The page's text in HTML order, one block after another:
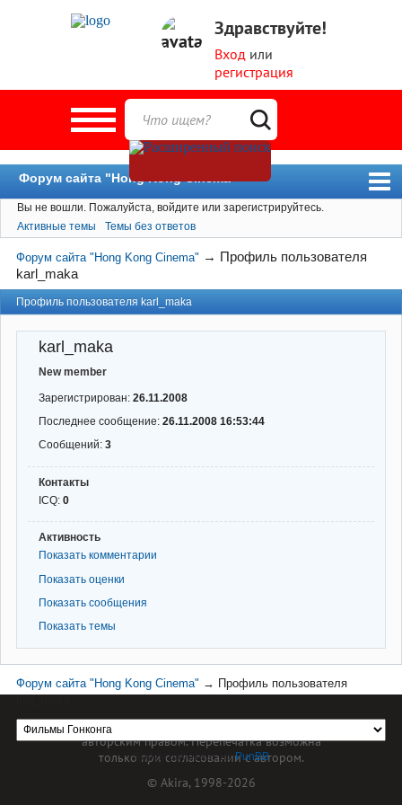
Здравствуйте!
Вход или
регистрация
Форум сайта "Hong Kong Cinema"
Форум
Новости
Пользователи
Поиск
Вы не вошли. Пожалуйста, войдите или зарегистрируйтесь.
Активные темы
Темы без ответов
Форум сайта "Hong Kong Cinema" → Профиль пользователя
karl_maka
Профиль пользователя karl_maka
karl_maka
New member
Зарегистрирован: 26.11.2008
Последнее сообщение: 26.11.2008 16:53:44
Сообщений: 3
Контакты
ICQ: 0
Активность
Показать комментарии
Показать оценки
Показать сообщения
Показать темы
Форум сайта "Hong Kong Cinema" → Профиль пользователя
Форум работает наPunBB
Материал сайта hkcinema.ru защищен
авторским правом. Перепечатка возможна
только при согласовании с автором.
© Akira, 1998-2026